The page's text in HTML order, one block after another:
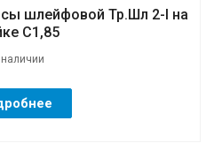
шлейфовой Тр.Шл 2-I на
C1,85